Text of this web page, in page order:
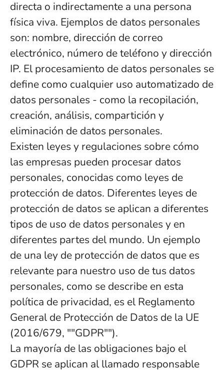
directa o indirectamente a una persona
física viva. Ejemplos de datos personales
son: nombre, dirección de correo
electrónico, número de teléfono y dirección
IP. El procesamiento de datos personales se
define como cualquier uso automatizado de
datos personales - como la recopilación,
creación, análisis, compartición y
eliminación de datos personales.
Existen leyes y regulaciones sobre cómo
las empresas pueden procesar datos
personales, conocidas como leyes de
protección de datos. Diferentes leyes de
protección de datos se aplican a diferentes
tipos de uso de datos personales y en
diferentes partes del mundo. Un ejemplo
de una ley de protección de datos que es
relevante para nuestro uso de tus datos
personales, como se describe en esta
política de privacidad, es el Reglamento
General de Protección de Datos de la UE
(2016/679, ""GDPR"").
La mayoría de las obligaciones bajo el
GDPR se aplican al llamado responsable